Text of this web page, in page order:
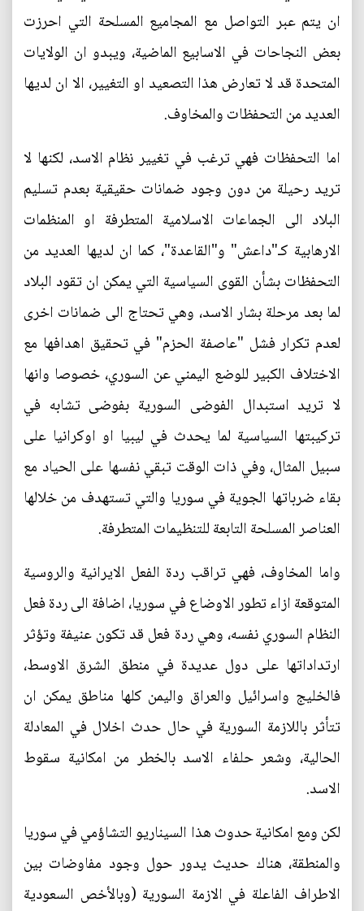
ان يتم عبر التواصل مع المجاميع المسلحة التي احرزت
بعض النجاحات في الاسابيع الماضية، ويبدو ان الولايات
المتحدة قد لا تعارض هذا التصعيد او التغيير، الا ان لديها
العديد من التحفظات والمخاوف.
اما التحفظات فهي ترغب في تغيير نظام الاسد، لكنها لا
تريد رحيلة من دون وجود ضمانات حقيقية بعدم تسليم
البلاد الى الجماعات الاسلامية المتطرفة او المنظمات
الارهابية كـ"داعش" و"القاعدة"، كما ان لديها العديد من
التحفظات بشأن القوى السياسية التي يمكن ان تقود البلاد
لما بعد مرحلة بشار الاسد، وهي تحتاج الى ضمانات اخرى
لعدم تكرار فشل "عاصفة الحزم" في تحقيق اهدافها مع
الاختلاف الكبير للوضع اليمني عن السوري، خصوصا وانها
لا تريد استبدال الفوضى السورية بفوضى تشابه في
تركيبتها السياسية لما يحدث في ليبيا او اوكرانيا على
سبيل المثال، وفي ذات الوقت تبقي نفسها على الحياد مع
بقاء ضرباتها الجوية في سوريا والتي تستهدف من خلالها
العناصر المسلحة التابعة للتنظيمات المتطرفة.
واما المخاوف، فهي تراقب ردة الفعل الايرانية والروسية
المتوقعة ازاء تطور الاوضاع في سوريا، اضافة الى ردة فعل
النظام السوري نفسه، وهي ردة فعل قد تكون عنيفة وتؤثر
ارتداداتها على دول عديدة في منطق الشرق الاوسط،
فالخليج واسرائيل والعراق واليمن كلها مناطق يمكن ان
تتأثر باللازمة السورية في حال حدث اخلال في المعادلة
الحالية، وشعر حلفاء الاسد بالخطر من امكانية سقوط
الاسد.
لكن ومع امكانية حدوث هذا السيناريو التشاؤمي في سوريا
والمنطقة، هناك حديث يدور حول وجود مفاوضات بين
الاطراف الفاعلة في الازمة السورية (وبالأخص السعودية